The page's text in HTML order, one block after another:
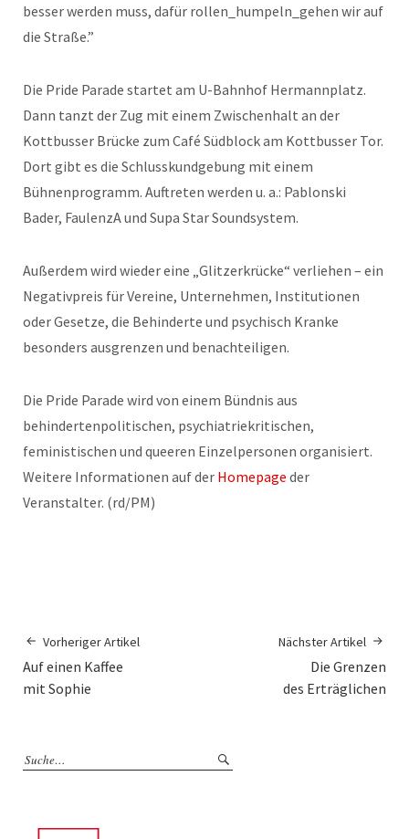
besser werden muss, dafür rollen_humpeln_gehen wir auf
die Straße.”
Die Pride Parade startet am U-Bahnhof Hermannplatz.
Dann tanzt der Zug mit einem Zwischenhalt an der
Kottbusser Brücke zum Café Südblock am Kottbusser Tor.
Dort gibt es die Schlusskundgebung mit einem
Bühnenprogramm. Auftreten werden u. a.: Pablonski
Bader, FaulenzA und Supa Star Soundsystem.
Außerdem wird wieder eine „Glitzerkrücke“ verliehen – ein
Negativpreis für Vereine, Unternehmen, Institutionen
oder Gesetze, die Behinderte und psychisch Kranke
besonders ausgrenzen und benachteiligen.
Die Pride Parade wird von einem Bündnis aus
behindertenpolitischen, psychiatriekritischen,
feministischen und queeren Einzelpersonen organisiert.
Weitere Informationen auf der Homepage der
Veranstalter. (rd/PM)
Vorheriger Artikel
Auf einen Kaffee
mit Sophie
Nächster Artikel
Die Grenzen
des Erträglichen